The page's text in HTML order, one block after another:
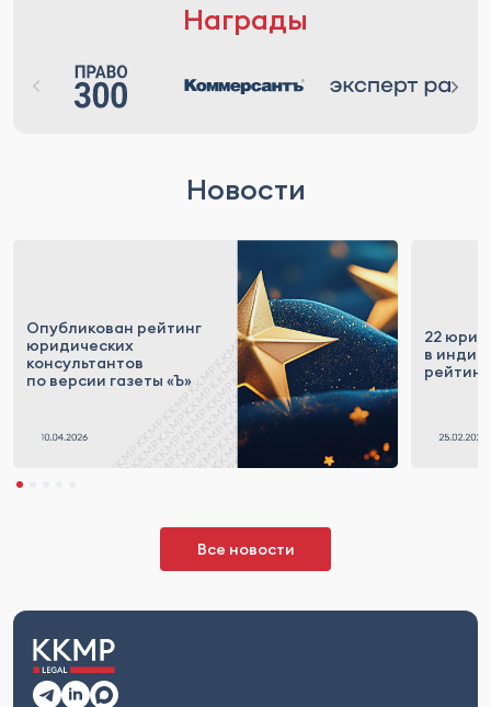
Награды
Новости
Опубликован рейтинг
юридических
консультантов
по версии газеты «Ъ»
22
в
Все новости